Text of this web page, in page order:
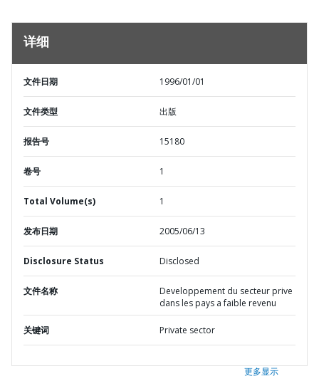
详细
文件日期 1996/01/01
文件类型 出版
报告号 15180
卷号 1
Total Volume(s) 1
发布日期 2005/06/13
Disclosure Status Disclosed
文件名称
Developpement du secteur prive
dans les pays a faible revenu
关键词 Private sector
更多显示